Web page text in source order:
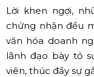
Lời khen ngợi,
chứng nhận đều
văn hóa doanh
lãnh đạo bày tỏ
viên, thúc đẩy sự